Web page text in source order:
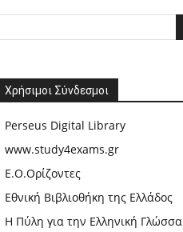
Χρήσιμοι Σύνδεσμοι
Perseus Digital Library
www.study4exams.gr
Ε.Ο.Ορίζοντες
Εθνική Βιβλιοθήκη της Ελλάδος
Η Πύλη για την Ελληνική Γλώσσα